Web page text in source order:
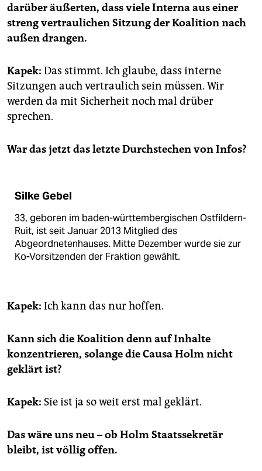
darüber äußerten, dass viele Interna aus einer
streng vertraulichen Sitzung der Koalition nach
außen drangen.
Kapek: Das stimmt. Ich glaube, dass interne
Sitzungen auch vertraulich sein müssen. Wir
werden da mit Sicherheit noch mal drüber
sprechen.
War das jetzt das letzte Durchstechen von Infos?
Silke Gebel
33, geboren im baden-württembergischen Ostfildern-
Ruit, ist seit Januar 2013 Mitglied des
Abgeordnetenhauses. Mitte Dezember wurde sie zur
Ko-Vorsitzenden der Fraktion gewählt.
Kapek: Ich kann das nur hoffen.
Kann sich die Koalition denn auf Inhalte
konzentrieren, solange die Causa Holm nicht
geklärt ist?
Kapek: Sie ist ja so weit erst mal geklärt.
Das wäre uns neu – ob Holm Staatssekretär
bleibt, ist völlig offen.